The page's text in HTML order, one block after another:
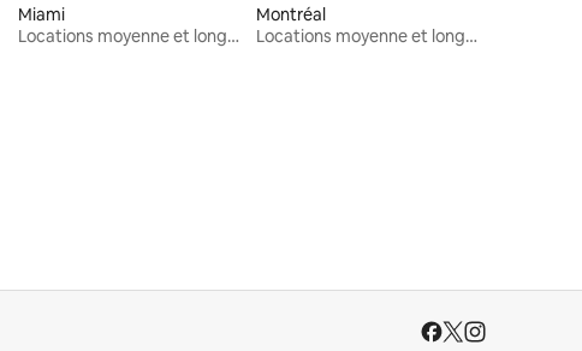
Miami
Locations moyenne et longue durée
Montréal
Locations moyenne et longue durée